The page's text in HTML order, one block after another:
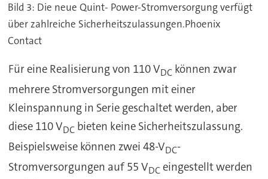
Bild 3: Die neue Quint- Power-Stromversorgung verfügt
über zahlreiche Sicherheitszulassungen.Phoenix
Contact
Für eine Realisierung von 110 VDCkönnen zwar
mehrere Stromversorgungen mit einer
Kleinspannung in Serie geschaltet werden, aber
diese 110 VDCbieten keine Sicherheitszulassung.
Beispielsweise können zwei 48-VDC-
Stromversorgungen auf 55 VDCeingestellt werden